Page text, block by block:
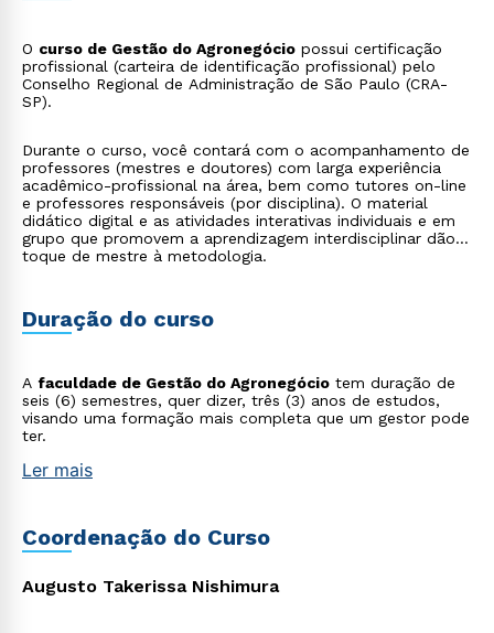
O curso de Gestão do Agronegócio possui certificação
profissional (carteira de identificação profissional) pelo
Conselho Regional de Administração de São Paulo (CRA-
SP).
Durante o curso, você contará com o acompanhamento de
professores (mestres e doutores) com larga experiência
acadêmico-profissional na área, bem como tutores on-line
e professores responsáveis (por disciplina). O material
didático digital e as atividades interativas individuais e em
grupo que promovem a aprendizagem interdisciplinar dão o
toque de mestre à metodologia.
Duração do curso
A faculdade de Gestão do Agronegócio tem duração de
seis (6) semestres, quer dizer, três (3) anos de estudos,
visando uma formação mais completa que um gestor pode
ter.
Ler mais
Coordenação do Curso
Augusto Takerissa Nishimura